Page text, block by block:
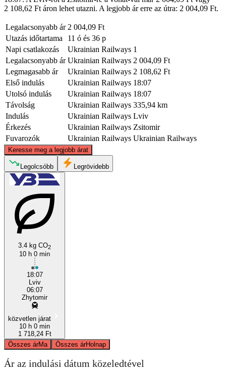
2 108,62 Ft áron lehet utazni. A legjobb ár erre az útra: 2 004,09 Ft.
Legalacsonyabb ár 2 004,09 Ft
Utazás időtartama
11 ó és 36 p
Napi csatlakozás
Ukrainian Railways 1
Legalacsonyabb ár Ukrainian Railways 2 004,09 Ft
Legmagasabb ár
Ukrainian Railways 2 108,62 Ft
Első indulás
Ukrainian Railways 18:07
Utolsó indulás
Ukrainian Railways 18:07
Távolság
Ukrainian Railways 335,94 km
Indulás
Ukrainian Railways Lviv
Érkezés
Ukrainian Railways Zsitomir
Fuvarozók
Ukrainian Railways Ukrainian Railways
Keresse meg a legjobb árat
Lviv
© CARTO, ©OpenStreetMapcontributors
Legolcsóbb Legrövidebb
3.4 kg CO2
10 h 0 min
18:07
Lviv
06:07
Zhytomir
közvetlen járat
10 h 0 min
1 718,24 Ft
Összes árMa Összes árHolnap
Ár az indulási dátum közeledtével